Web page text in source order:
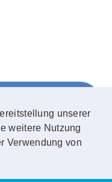
unserer
weitere Nutzung
Verwendung von